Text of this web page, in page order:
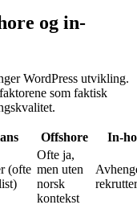
og in-
WordPress utvikling.
som faktisk
Offshore In-
(ofte
Ofte ja,
men uten
norsk
kontekst